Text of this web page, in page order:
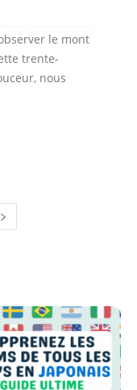
le mont
trente-
nous